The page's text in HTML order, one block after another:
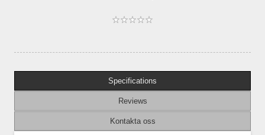
Specifications
Reviews
Kontakta oss